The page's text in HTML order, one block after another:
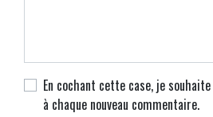
En cochant cette case, je
à chaque nouveau commentaire.